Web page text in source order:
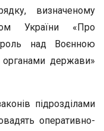
визначеному
України «Про
над Воєнною
органами держави»
підрозділами
оперативно-